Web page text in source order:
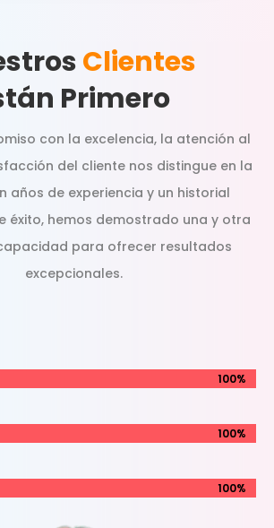
Clientes
Primero
con la excelencia, la atención al
del cliente nos distingue en la
años de experiencia y un historial
éxito, hemos demostrado una y otra
para ofrecer resultados
excepcionales.
100%
100%
100%
100%
100%
100%